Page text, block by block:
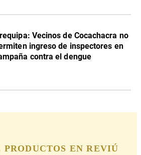
Vecinos de Cocachacra no
ingreso de inspectores en
contra el dengue